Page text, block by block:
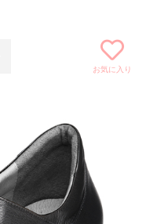
お気に入り